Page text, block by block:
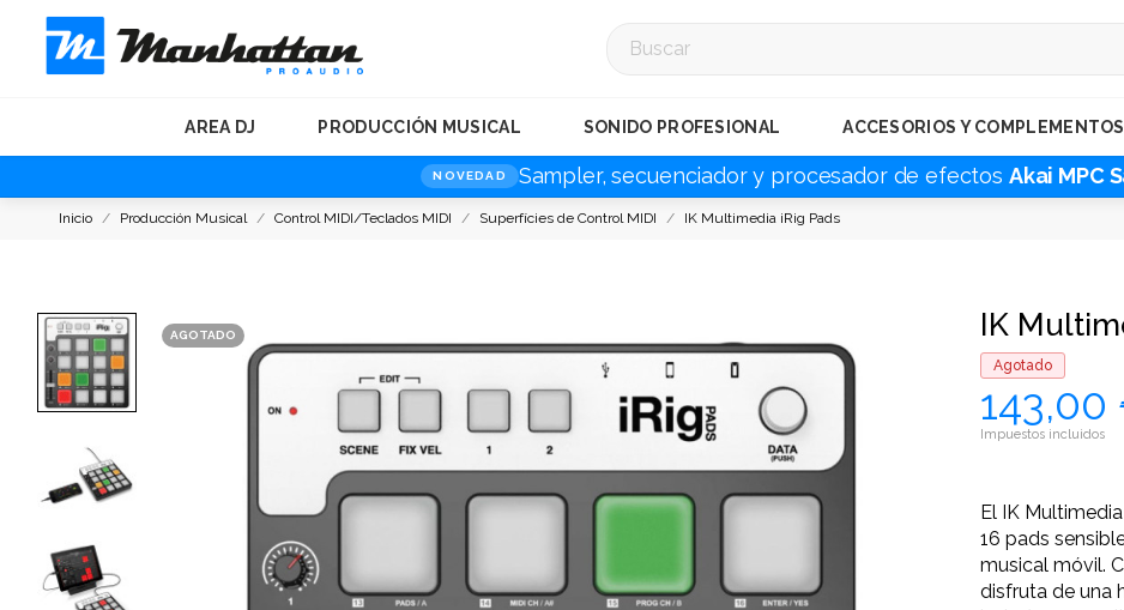
NOVEDAD Sampler, secuenciador y procesador de efectos Akai MPC
AREA DJ PRODUCCIÓN MUSICAL SONIDO PROFESIONAL ACCESORIOS Y COMPLEMENTOS
Inicio Producción Musical Control MIDI/Teclados MIDI Superfícies de Control MIDI IK Multimedia iRig Pads
AGOTADO IK
Agotado
143,00
Impuestos incluidos
El IK
16 pads
musical móvil.
disfruta de una